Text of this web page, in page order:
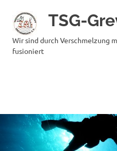
Inhalt
springen
TSG-
Wir sind durch Verschmelzung
fusioniert